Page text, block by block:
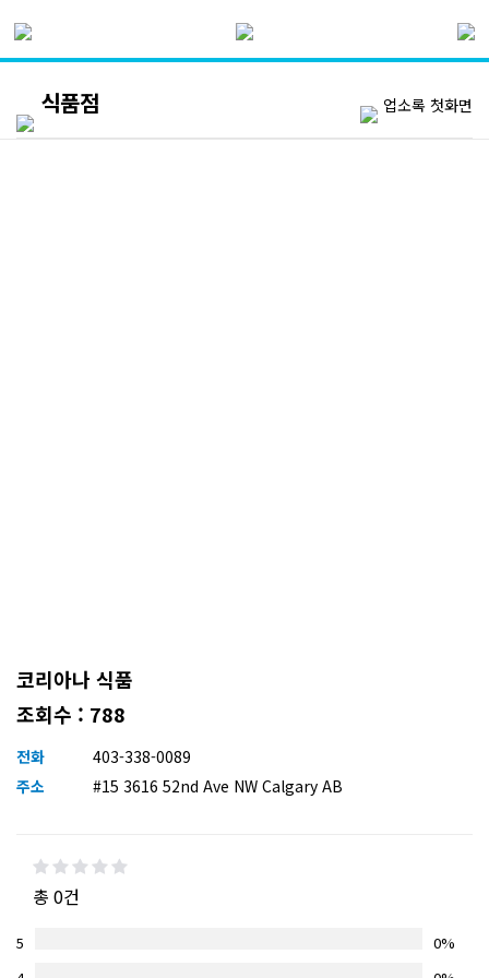
식품점 업소록 첫화면
코리아나 식품
조회수 : 788
전화
403-338-0089
주소
#15 3616 52nd Ave NW Calgary AB
총 0건
5
0%